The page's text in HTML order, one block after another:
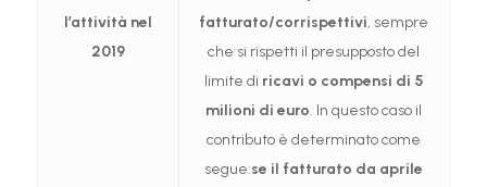
l’attività nel
2019
fatturato/corrispettivi, sempre
che si rispetti il presupposto del
limite di ricavi o compensi di 5
milioni di euro. In questo caso il
contributo è determinato come
segue:se il fatturato da aprile